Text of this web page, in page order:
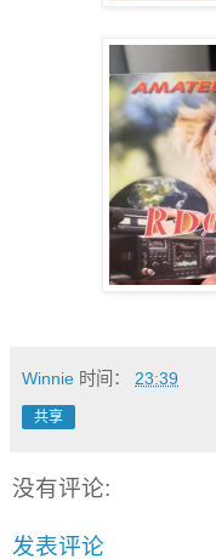
Winnie 时间： 23:39
共享
没有评论:
发表评论